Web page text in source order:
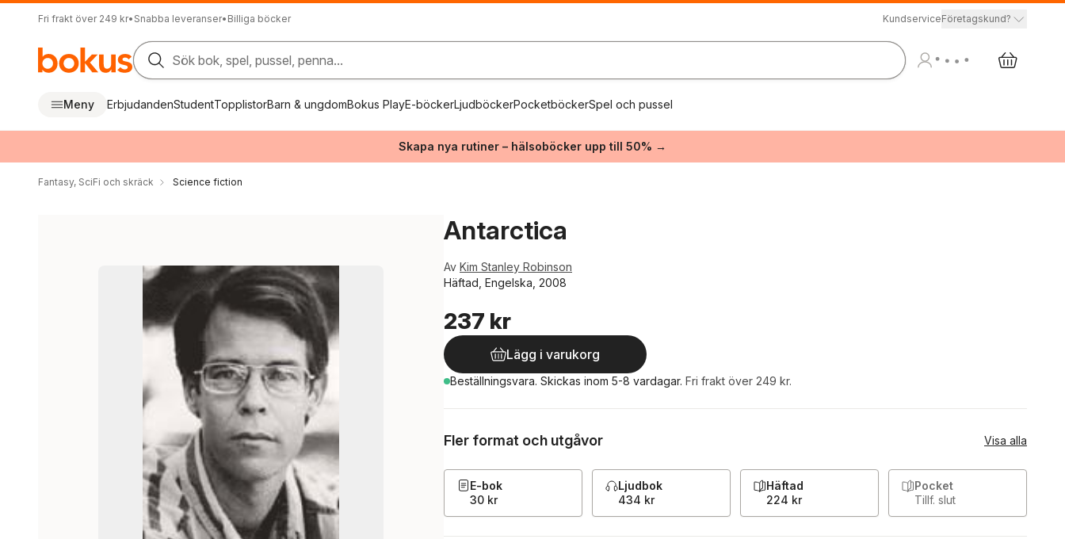
Fri frakt över 249 kr• Snabba leveranser• Billiga böcker KundserviceFöretagskund?
Sök bok, spel, pussel, penna...
Meny ErbjudandenStudentTopplistorBarn & ungdomBokus PlayE-böckerLjudböckerPocketböckerSpel och pussel
Skapa nya rutiner – hälsoböcker upp till 50% →
Fantasy, SciFi och skräck Science fiction
Antarctica
Av Kim Stanley Robinson
Häftad, Engelska, 2008
237 kr
Lägg i varukorg
Beställningsvara. Skickas inom 5-8 vardagar. Fri frakt över 249 kr.
Fler format och utgåvor Visa alla
E-bok
30 kr
Ljudbok
434 kr
Häftad
224 kr
Pocket
Tillf. slut